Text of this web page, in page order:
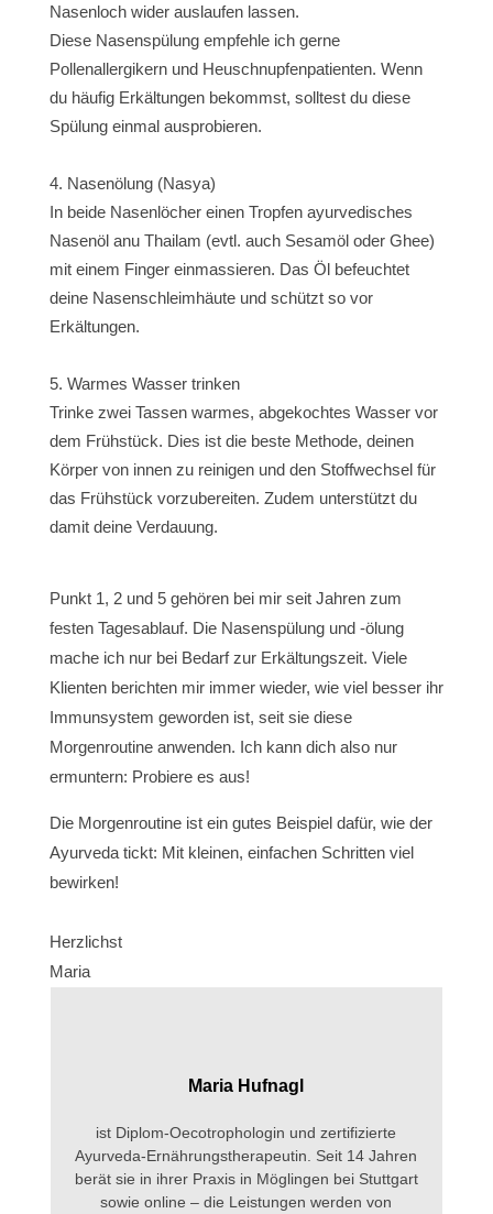
Nasenloch wider auslaufen lassen.
Diese Nasenspülung empfehle ich gerne
Pollenallergikern und Heuschnupfenpatienten. Wenn
du häufig Erkältungen bekommst, solltest du diese
Spülung einmal ausprobieren.
Nasenölung (Nasya)
In beide Nasenlöcher einen Tropfen ayurvedisches
Nasenöl anu Thailam (evtl. auch Sesamöl oder Ghee)
mit einem Finger einmassieren. Das Öl befeuchtet
deine Nasenschleimhäute und schützt so vor
Erkältungen.
Warmes Wasser trinken
Trinke zwei Tassen warmes, abgekochtes Wasser vor
dem Frühstück. Dies ist die beste Methode, deinen
Körper von innen zu reinigen und den Stoffwechsel für
das Frühstück vorzubereiten. Zudem unterstützt du
damit deine Verdauung.
Punkt 1, 2 und 5 gehören bei mir seit Jahren zum
festen Tagesablauf. Die Nasenspülung und -ölung
mache ich nur bei Bedarf zur Erkältungszeit. Viele
Klienten berichten mir immer wieder, wie viel besser ihr
Immunsystem geworden ist, seit sie diese
Morgenroutine anwenden. Ich kann dich also nur
ermuntern: Probiere es aus!
Die Morgenroutine ist ein gutes Beispiel dafür, wie der
Ayurveda tickt: Mit kleinen, einfachen Schritten viel
bewirken!
Herzlichst
Maria
Maria Hufnagl
ist Diplom-Oecotrophologin und zertifizierte
Ayurveda-Ernährungstherapeutin. Seit 14 Jahren
berät sie in ihrer Praxis in Möglingen bei Stuttgart
sowie online – die Leistungen werden von